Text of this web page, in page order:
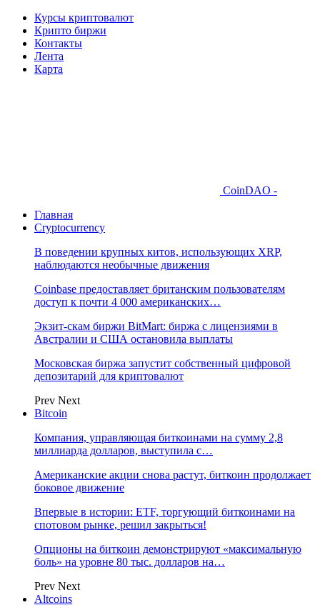
Курсы криптовалют
Крипто биржи
Контакты
Лента
Карта
CoinDAO -
Главная
Cryptocurrency
В поведении крупных китов, использующих XRP,
наблюдаются необычные движения
Coinbase предоставляет британским пользователям
доступ к почти 4 000 американских…
Экзит-скам биржи BitMart: биржа с лицензиями в
Австралии и США остановила выплаты
Московская биржа запустит собственный цифровой
депозитарий для криптовалют
Prev Next
Bitcoin
Компания, управляющая биткоинами на сумму 2,8
миллиарда долларов, выступила с…
Американские акции снова растут, биткоин продолжает
боковое движение
Впервые в истории: ETF, торгующий биткоинами на
спотовом рынке, решил закрыться!
Опционы на биткоин демонстрируют «максимальную
боль» на уровне 80 тыс. долларов на…
Prev Next
Altcoins